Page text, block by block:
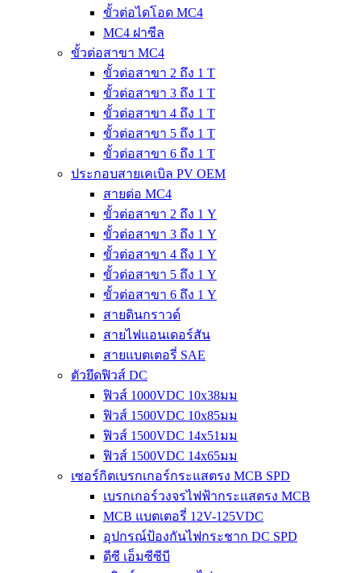
ขั้วต่อไดโอด MC4
MC4 ฝาซีล
ขั้วต่อสาขา MC4
ขั้วต่อสาขา 2 ถึง 1 T
ขั้วต่อสาขา 3 ถึง 1 T
ขั้วต่อสาขา 4 ถึง 1 T
ขั้วต่อสาขา 5 ถึง 1 T
ขั้วต่อสาขา 6 ถึง 1 T
ประกอบสายเคเบิล PV OEM
สายต่อ MC4
ขั้วต่อสาขา 2 ถึง 1 Y
ขั้วต่อสาขา 3 ถึง 1 Y
ขั้วต่อสาขา 4 ถึง 1 Y
ขั้วต่อสาขา 5 ถึง 1 Y
ขั้วต่อสาขา 6 ถึง 1 Y
สายดินกราวด์
สายไฟแอนเดอร์สัน
สายแบตเตอรี่ SAE
ตัวยึดฟิวส์ DC
ฟิวส์ 1000VDC 10x38มม
ฟิวส์ 1500VDC 10x85มม
ฟิวส์ 1500VDC 14x51มม
ฟิวส์ 1500VDC 14x65มม
เซอร์กิตเบรกเกอร์กระแสตรง MCB SPD
เบรกเกอร์วงจรไฟฟ้ากระแสตรง MCB
MCB แบตเตอรี่ 12V-125VDC
อุปกรณ์ป้องกันไฟกระชาก DC SPD
ดีซี เอ็มซีซีบี